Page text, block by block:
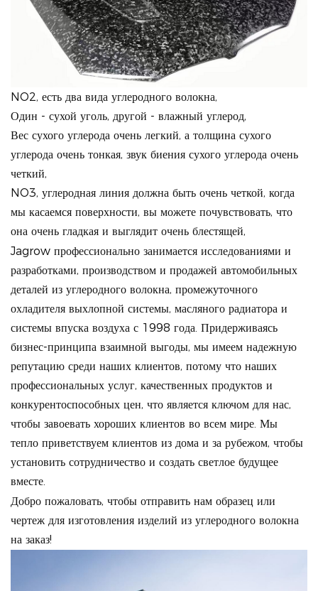
NO2, есть два вида углеродного волокна,
Один - сухой уголь, другой - влажный углерод,
Вес сухого углерода очень легкий, а толщина сухого
углерода очень тонкая, звук биения сухого углерода очень
четкий,
NO3, углеродная линия должна быть очень четкой, когда
мы касаемся поверхности, вы можете почувствовать, что
она очень гладкая и выглядит очень блестящей,
Jagrow профессионально занимается исследованиями и
разработками, производством и продажей автомобильных
деталей из углеродного волокна, промежуточного
охладителя выхлопной системы, масляного радиатора и
системы впуска воздуха с 1998 года. Придерживаясь
бизнес-принципа взаимной выгоды, мы имеем надежную
репутацию среди наших клиентов, потому что наших
профессиональных услуг, качественных продуктов и
конкурентоспособных цен, что является ключом для нас,
чтобы завоевать хороших клиентов во всем мире. Мы
тепло приветствуем клиентов из дома и за рубежом, чтобы
установить сотрудничество и создать светлое будущее
вместе.
Добро пожаловать, чтобы отправить нам образец или
чертеж для изготовления изделий из углеродного волокна
на заказ!